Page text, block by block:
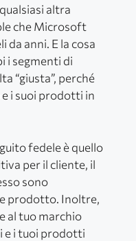
altra
che Microsoft
da anni. E la cosa
i segmenti di
“giusta”, perché
i suoi prodotti in
fedele è quello
per il cliente, il
sono
prodotto. Inoltre,
al tuo marchio
e i tuoi prodotti